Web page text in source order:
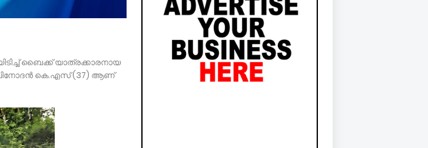
ബൈക്ക് യാത്രക്കാരനായ
വിനോദൻ കെ.എസ് (37) ആണ്